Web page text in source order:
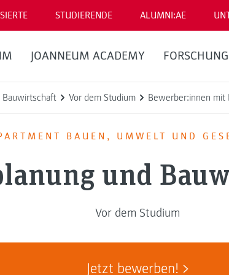
STUDIERENDE ALUMNI:AE
JOANNEUM ACADEMY FORSCHUNG
Bauwirtschaft Vor dem Studium Bewerber:innen mit
BAUEN, UMWELT UND
und
Vor dem Studium
Jetzt bewerben!